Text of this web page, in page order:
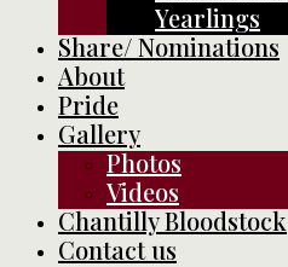
Yearlings
Share/ Nominations
About
Pride
Gallery
Photos
Videos
Chantilly Bloodstock
Contact us